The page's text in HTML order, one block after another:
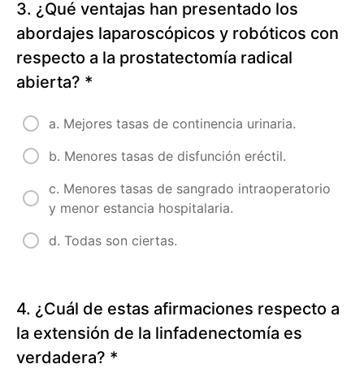
de
próstata
4.
especiales
cáncer
próstata
Sección
en
cáncer
de
próstata
3. ¿Qué ventajas han presentado los
abordajes laparoscópicos y robóticos con
respecto a la prostatectomía radical
abierta? *
a. Mejores tasas de continencia urinaria.
b. Menores tasas de disfunción eréctil.
c. Menores tasas de sangrado intraoperatorio
y menor estancia hospitalaria.
d. Todas son ciertas.
4. ¿Cuál de estas afirmaciones respecto a
la extensión de la linfadenectomía es
verdadera? *